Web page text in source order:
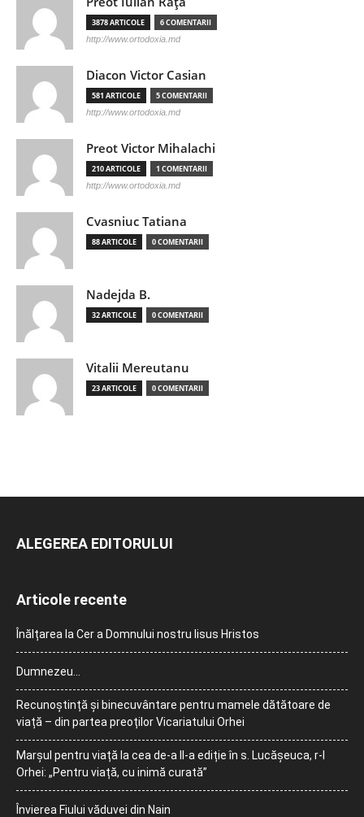
3878 ARTICOLE 6 COMENTARII
http://www.ortodoxia.md
Diacon Victor Casian
581 ARTICOLE 5 COMENTARII
http://www.ortodoxia.md
Preot Victor Mihalachi
210 ARTICOLE 1 COMENTARII
http://www.ortodoxia.md
Cvasniuc Tatiana
88 ARTICOLE 0 COMENTARII
Nadejda B.
32 ARTICOLE 0 COMENTARII
Vitalii Mereutanu
23 ARTICOLE 0 COMENTARII
ALEGEREA EDITORULUI
Articole recente
Înălțarea la Cer a Domnului nostru Iisus Hristos
Dumnezeu…
Recunoștință și binecuvântare pentru mamele dătătoare de
viață – din partea preoților Vicariatului Orhei
Marșul pentru viață la cea de-a II-a ediție în s. Lucășeuca, r-l
Orhei: „Pentru viață, cu inimă curată”
Învierea Fiului văduvei din Nain